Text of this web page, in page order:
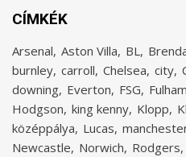
CÍMKÉK
Arsenal Aston Villa BL
burnley carroll Chelsea city
downing Everton FSG Fulham
Hodgson king kenny Klopp
középpálya Lucas
Newcastle Norwich Rodgers